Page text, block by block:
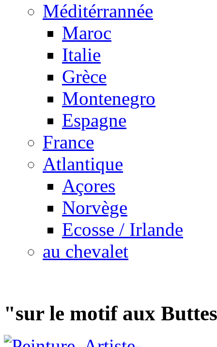
Méditérrannée
Maroc
Italie
Grèce
Montenegro
Espagne
France
Atlantique
Açores
Norvège
Ecosse / Irlande
au chevalet
"sur le motif aux